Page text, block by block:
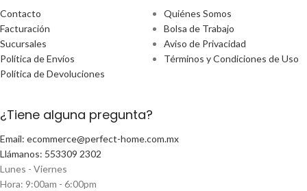
Contacto
Facturación
Sucursales
Política de Envíos
Política de Devoluciones
Quiénes Somos
Bolsa de Trabajo
Aviso de Privacidad
Términos y Condiciones de Uso
¿Tiene alguna pregunta?
Email: ecommerce@perfect-home.com.mx
Llámanos: 553309 2302
Lunes - Viernes
Hora: 9:00am - 6:00pm